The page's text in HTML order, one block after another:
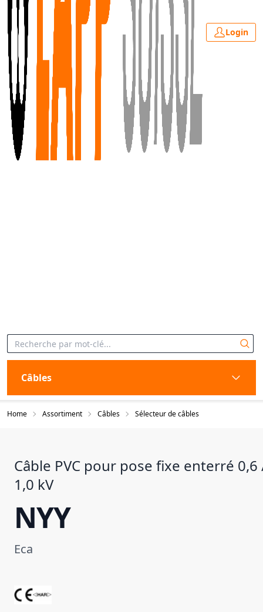
Login
Câbles
Home Assortiment Câbles Sélecteur de câbles
Câble PVC pour pose fixe enterré 0,6
1,0 kV
NYY
Eca